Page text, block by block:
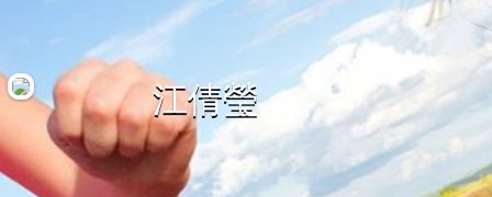
最新留言
商家合作
江倩瑩